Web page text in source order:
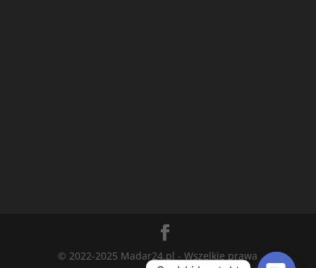
© 2022-2025 Madar24.pl - Wszelkie prawa